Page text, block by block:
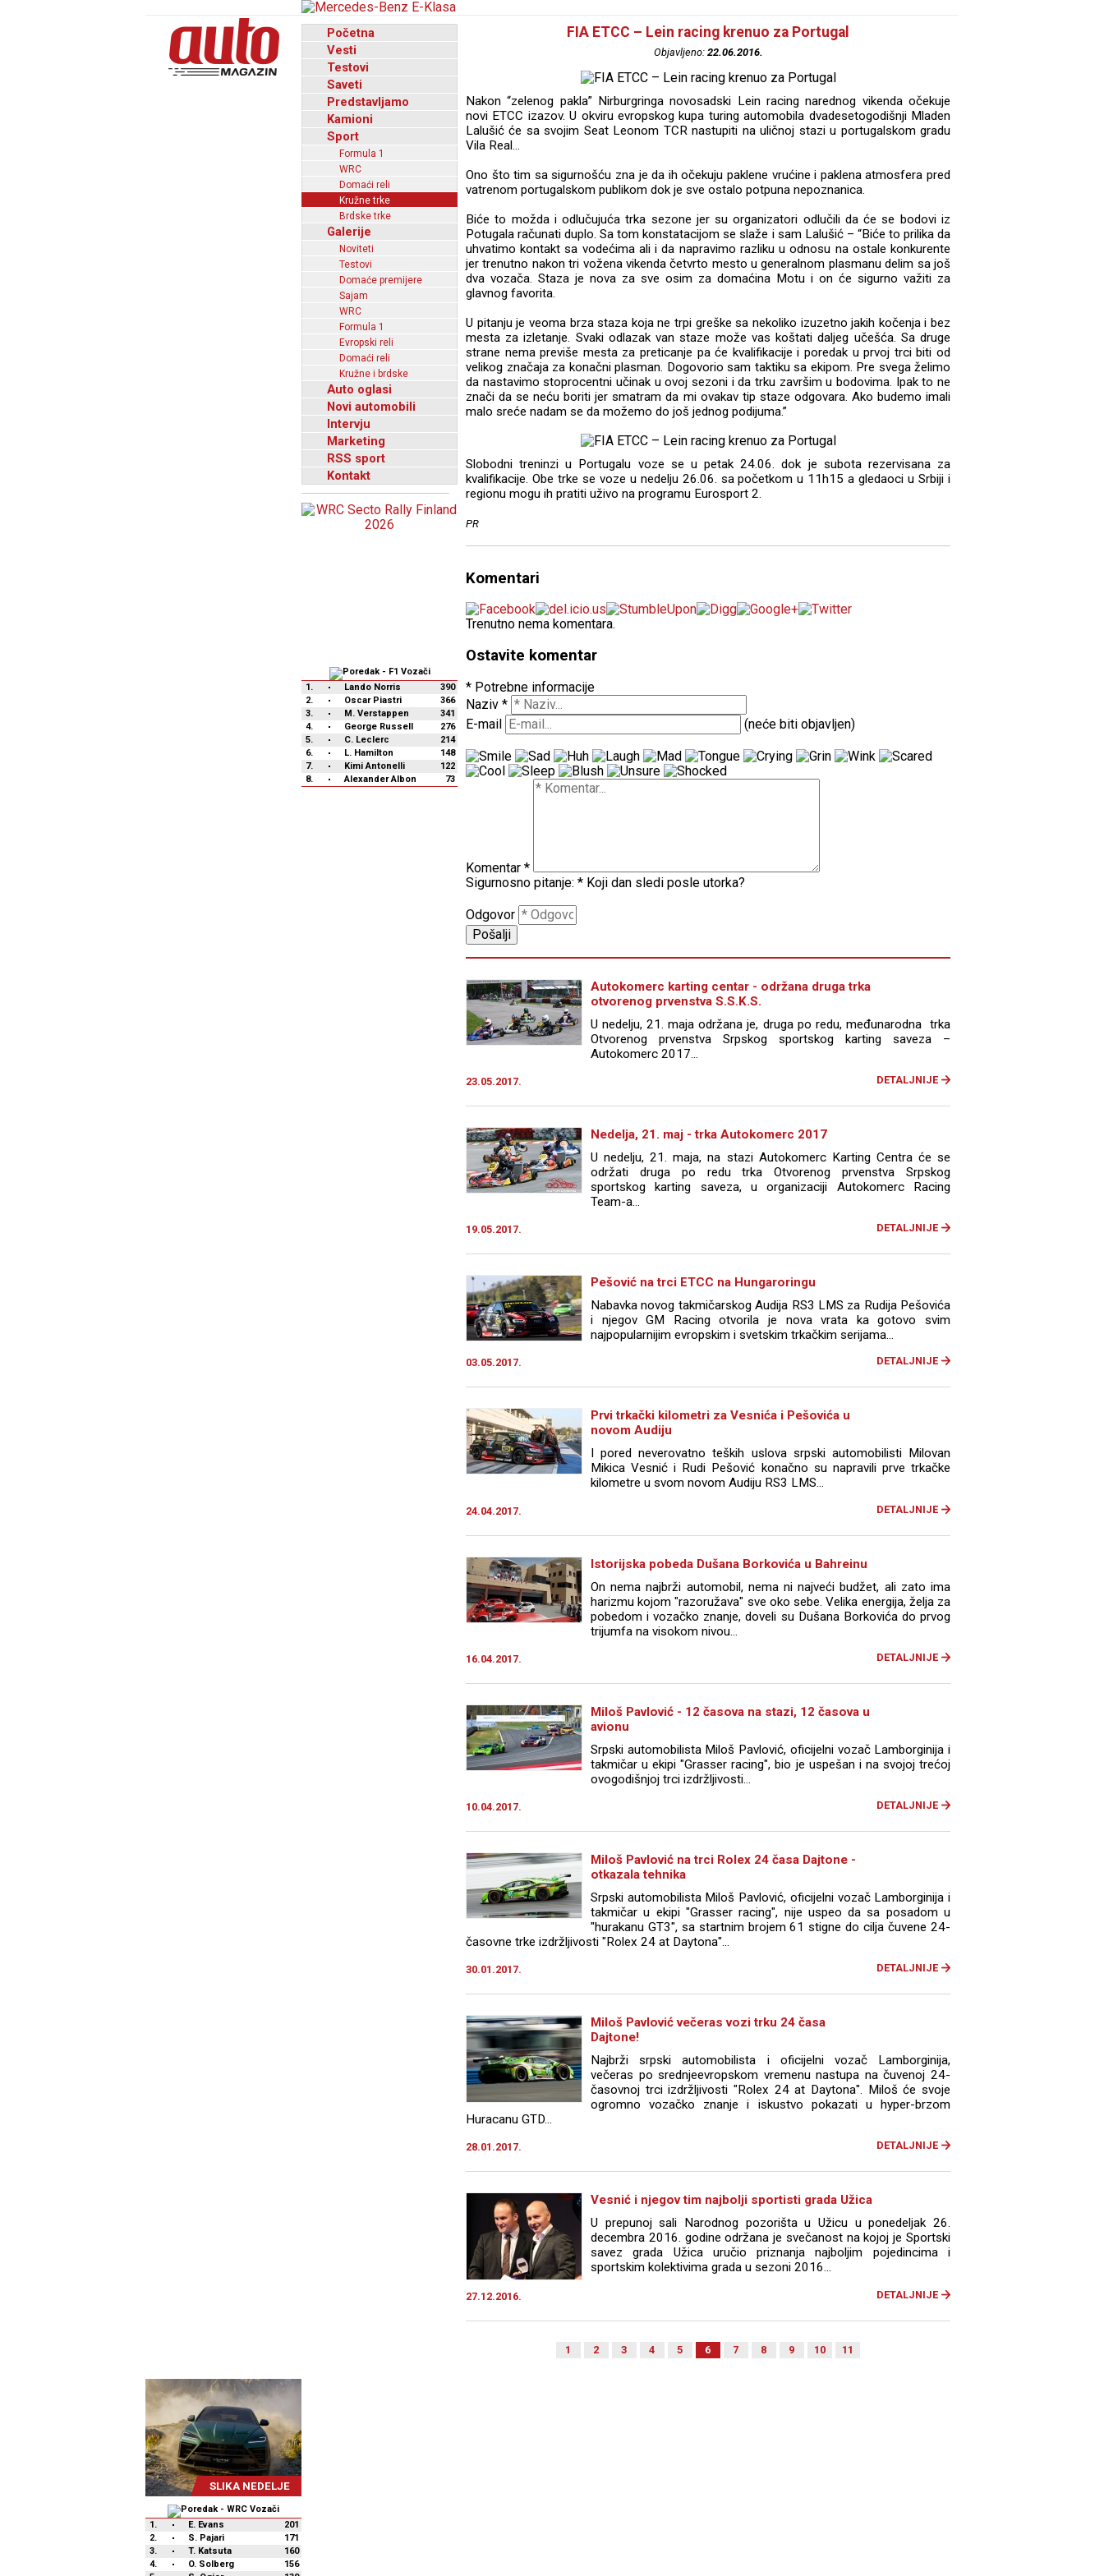
Početna
Vesti
Testovi
Saveti
Predstavljamo
Kamioni
Sport
Formula 1
WRC
Domaći reli
Kružne trke
Brdske trke
Galerije
Noviteti
Testovi
Domaće premijere
Sajam
WRC
Formula 1
Evropski reli
Domaći reli
Kružne i brdske
Auto oglasi
Novi automobili
Intervju
Marketing
RSS sport
Kontakt
1. Lando Norris
390
2.
Oscar Piastri
366
3.
M. Verstappen
341
4.
George Russell
276
5.
C. Leclerc
214
6.
L. Hamilton
148
7.
Kimi Antonelli
122
8.
Alexander Albon 73
FIA ETCC – Lein racing krenuo za Portugal
Objavljeno: 22.06.2016.
Nakon “zelenog pakla” Nirburgringa novosadski Lein racing narednog vikenda očekuje
novi ETCC izazov. U okviru evropskog kupa turing automobila dvadesetogodišnji Mladen
Lalušić će sa svojim Seat Leonom TCR nastupiti na uličnoj stazi u portugalskom gradu
Vila Real...
Ono što tim sa sigurnošću zna je da ih očekuju paklene vrućine i paklena atmosfera pred
vatrenom portugalskom publikom dok je sve ostalo potpuna nepoznanica.
Biće to možda i odlučujuća trka sezone jer su organizatori odlučili da će se bodovi iz
Potugala računati duplo. Sa tom konstatacijom se slaže i sam Lalušić – “Biće to prilika da
uhvatimo kontakt sa vodećima ali i da napravimo razliku u odnosu na ostale konkurente
jer trenutno nakon tri vožena vikenda četvrto mesto u generalnom plasmanu delim sa još
dva vozača. Staza je nova za sve osim za domaćina Motu i on će sigurno važiti za
glavnog favorita.
U pitanju je veoma brza staza koja ne trpi greške sa nekoliko izuzetno jakih kočenja i bez
mesta za izletanje. Svaki odlazak van staze može vas koštati daljeg učešća. Sa druge
strane nema previše mesta za preticanje pa će kvalifikacije i poredak u prvoj trci biti od
velikog značaja za konačni plasman. Dogovorio sam taktiku sa ekipom. Pre svega želimo
da nastavimo stoprocentni učinak u ovoj sezoni i da trku završim u bodovima. Ipak to ne
znači da se neću boriti jer smatram da mi ovakav tip staze odgovara. Ako budemo imali
malo sreće nadam se da možemo do još jednog podijuma.”
Slobodni treninzi u Portugalu voze se u petak 24.06. dok je subota rezervisana za
kvalifikacije. Obe trke se voze u nedelju 26.06. sa početkom u 11h15 a gledaoci u Srbiji i
regionu mogu ih pratiti uživo na programu Eurosport 2.
PR
Komentari
Trenutno nema komentara.
Ostavite komentar
* Potrebne informacije
Naziv *
E-mail
(neće biti objavljen)
Komentar *
Sigurnosno pitanje: * Koji dan sledi posle utorka?
Odgovor
Autokomerc karting centar - održana druga trka
otvorenog prvenstva S.S.K.S.
U nedelju, 21. maja održana je, druga po redu, međunarodna trka
Otvorenog prvenstva Srpskog sportskog karting saveza –
Autokomerc 2017...
23.05.2017. DETALJNIJE
Nedelja, 21. maj - trka Autokomerc 2017
U nedelju, 21. maja, na stazi Autokomerc Karting Centra će se
održati druga po redu trka Otvorenog prvenstva Srpskog
sportskog karting saveza, u organizaciji Autokomerc Racing
Team-a...
19.05.2017. DETALJNIJE
Pešović na trci ETCC na Hungaroringu
Nabavka novog takmičarskog Audija RS3 LMS za Rudija Pešovića
i njegov GM Racing otvorila je nova vrata ka gotovo svim
najpopularnijim evropskim i svetskim trkačkim serijama...
03.05.2017. DETALJNIJE
Prvi trkački kilometri za Vesnića i Pešovića u
novom Audiju
I pored neverovatno teških uslova srpski automobilisti Milovan
Mikica Vesnić i Rudi Pešović konačno su napravili prve trkačke
kilometre u svom novom Audiju RS3 LMS...
24.04.2017. DETALJNIJE
Istorijska pobeda Dušana Borkovića u Bahreinu
On nema najbrži automobil, nema ni najveći budžet, ali zato ima
harizmu kojom "razoružava" sve oko sebe. Velika energija, želja za
pobedom i vozačko znanje, doveli su Dušana Borkovića do prvog
trijumfa na visokom nivou...
16.04.2017. DETALJNIJE
Miloš Pavlović - 12 časova na stazi, 12 časova u
avionu
Srpski automobilista Miloš Pavlović, oficijelni vozač Lamborginija i
takmičar u ekipi "Grasser racing", bio je uspešan i na svojoj trećoj
ovogodišnjoj trci izdržljivosti...
10.04.2017. DETALJNIJE
Miloš Pavlović na trci Rolex 24 časa Dajtone -
otkazala tehnika
Srpski automobilista Miloš Pavlović, oficijelni vozač Lamborginija i
takmičar u ekipi "Grasser racing", nije uspeo da sa posadom u
"hurakanu GT3", sa startnim brojem 61 stigne do cilja čuvene 24-
časovne trke izdržljivosti "Rolex 24 at Daytona"...
30.01.2017. DETALJNIJE
Miloš Pavlović večeras vozi trku 24 časa
Dajtone!
Najbrži srpski automobilista i oficijelni vozač Lamborginija,
večeras po srednjeevropskom vremenu nastupa na čuvenoj 24-
časovnoj trci izdržljivosti "Rolex 24 at Daytona". Miloš će svoje
ogromno vozačko znanje i iskustvo pokazati u hyper-brzom
Huracanu GTD...
28.01.2017. DETALJNIJE
Vesnić i njegov tim najbolji sportisti grada Užica
U prepunoj sali Narodnog pozorišta u Užicu u ponedeljak 26.
decembra 2016. godine održana je svečanost na kojoj je Sportski
savez grada Užica uručio priznanja najboljim pojedincima i
sportskim kolektivima grada u sezoni 2016...
27.12.2016. DETALJNIJE
1 2 3 4 5 6 7 8 9 10 11
SLIKA NEDELJE
1. E. Evans
201
2.
S. Pajari
171
3.
T. Katsuta
160
4.
O. Solberg
156